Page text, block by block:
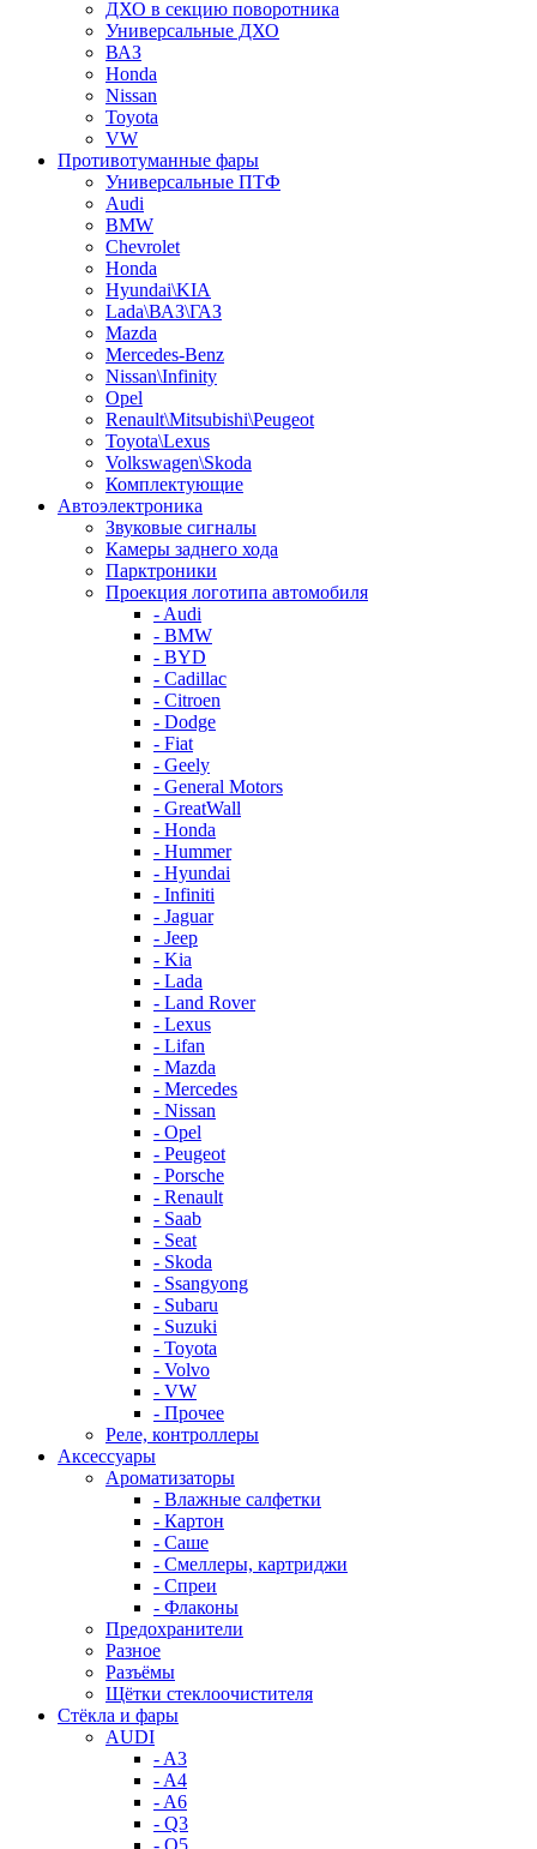
ДХО в секцию поворотника
Универсальные ДХО
ВАЗ
Honda
Nissan
Toyota
VW
Противотуманные фары
Универсальные ПТФ
Audi
BMW
Chevrolet
Honda
Hyundai\KIA
Lada\ВАЗ\ГАЗ
Mazda
Mercedes-Benz
Nissan\Infinity
Opel
Renault\Mitsubishi\Peugeot
Toyota\Lexus
Volkswagen\Skoda
Комплектующие
Автоэлектроника
Звуковые сигналы
Камеры заднего хода
Парктроники
Проекция логотипа автомобиля
- Audi
- BMW
- BYD
- Cadillac
- Citroen
- Dodge
- Fiat
- Geely
- General Motors
- GreatWall
- Honda
- Hummer
- Hyundai
- Infiniti
- Jaguar
- Jeep
- Kia
- Lada
- Land Rover
- Lexus
- Lifan
- Mazda
- Mercedes
- Nissan
- Opel
- Peugeot
- Porsche
- Renault
- Saab
- Seat
- Skoda
- Ssangyong
- Subaru
- Suzuki
- Toyota
- Volvo
- VW
- Прочее
Реле, контроллеры
Аксессуары
Ароматизаторы
- Влажные салфетки
- Картон
- Саше
- Смеллеры, картриджи
- Спреи
- Флаконы
Предохранители
Разное
Разъёмы
Щётки стеклоочистителя
Стёкла и фары
AUDI
- A3
- A4
- A6
- Q3
- Q5